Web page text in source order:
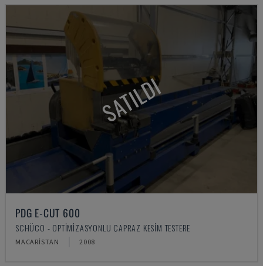
SATILDI
PDG E-CUT 600
SCHÜCO - OPTIMIZASYONLU ÇAPRAZ KESIM TESTERE
MACARISTAN 2008